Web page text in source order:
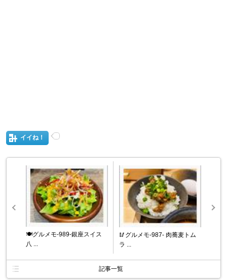
イイね！
🍽️グルメモ-989-銀座スイス
八 ...
🥢グルメモ-987- 肉蕎麦トム
ラ ...
記事一覧